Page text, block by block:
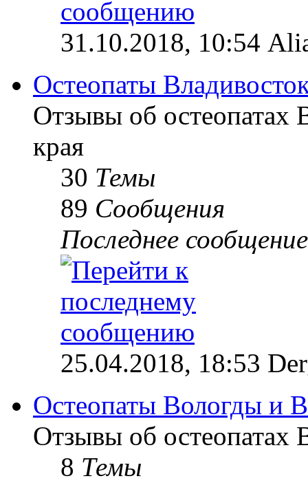
31.10.2018, 10:54
Остеопаты
Отзывы об остеопатах
края
30 Темы
89 Сообщения
Последнее сообщение
25.04.2018, 18:53
Остеопаты Вологды и
Отзывы об остеопатах
8 Темы